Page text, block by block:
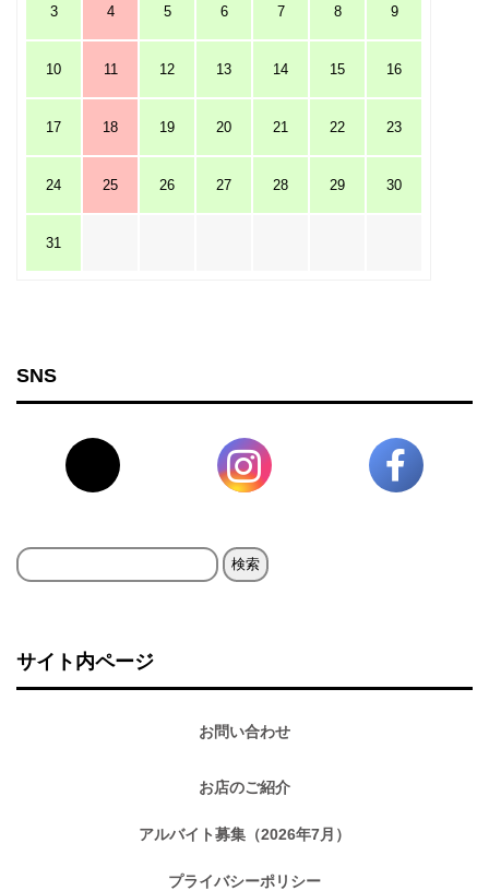
3 4 5 6 7 8 9
10 11 12 13 14 15 16
17 18 19 20 21 22 23
24 25 26 27 28 29 30
31
SNS
検
サイト内ページ
お問い合わせ
お店のご紹介
アルバイト募集（2026年7月）
プライバシーポリシー